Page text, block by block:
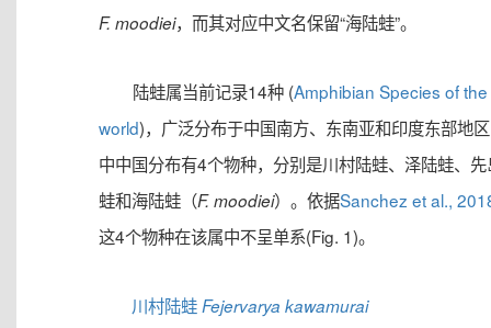
F. moodiei，而其对应中文名保留“海陆蛙”。
陆蛙属当前记录14种 (Amphibian Species of the
world)，广泛分布于中国南方、东南亚和印度东部地
中中国分布有4个物种，分别是川村陆蛙、泽陆蛙、
蛙和海陆蛙（F. moodiei）。依据Sanchez et al.,
这4个物种在该属中不呈单系(Fig. 1)。
川村陆蛙 Fejervarya kawamurai